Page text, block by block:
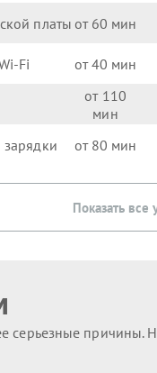
платы 60
Fi 40
110
80
Показать все
серьезные причины.